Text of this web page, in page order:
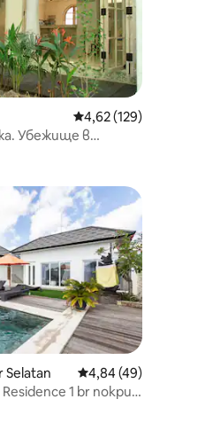
Средна оценка: 4,62
4,62 (129)
Убежище в
Selatan Средна оценка:
4,84 (49)
1 br покрив